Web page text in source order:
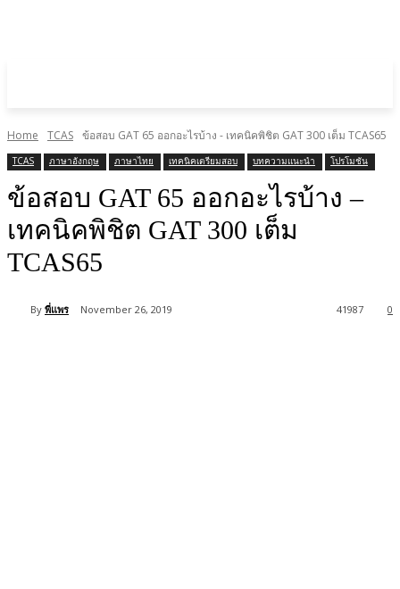
Home TCAS ข้อสอบ GAT 65 ออกอะไรบ้าง - เทคนิคพิชิต GAT 300 เต็ม TCAS65
TCAS ภาษาอังกฤษ ภาษาไทย เทคนิคเตรียมสอบ บทความแนะนำ โปรโมชัน
ข้อสอบ GAT 65 ออกอะไรบ้าง –
เทคนิคพิชิต GAT 300 เต็ม
TCAS65
By พี่แพร November 26, 2019 0
41987